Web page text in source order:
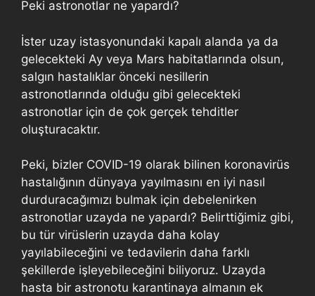
Peki astronotlar ne yapardı?
İster uzay istasyonundaki kapalı alanda ya da
gelecekteki Ay veya Mars habitatlarında olsun,
salgın hastalıklar önceki nesillerin
astronotlarında olduğu gibi gelecekteki
astronotlar için de çok gerçek tehditler
oluşturacaktır.
Peki, bizler COVID-19 olarak bilinen koronavirüs
hastalığının dünyaya yayılmasını en iyi nasıl
durduracağımızı bulmak için debelenirken
astronotlar uzayda ne yapardı? Belirttiğimiz gibi,
bu tür virüslerin uzayda daha kolay
yayılabileceğini ve tedavilerin daha farklı
şekillerde işleyebileceğini biliyoruz. Uzayda
hasta bir astronotu karantinaya almanın ek